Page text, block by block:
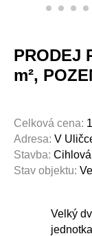
PRODEJ
m²,
Celková cena:
Adresa: V
Stavba: Cihlová
Stav objektu:
Velký